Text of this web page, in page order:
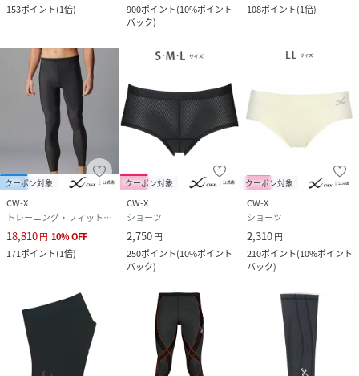
153ポイント(1倍)
900ポイント(10%ポイント
バック)
108ポイント(1倍)
クーポン対象
CW-X
トレーニング・フィットネス用品
18,810円 10%OFF
171ポイント(1倍)
クーポン対象
CW-X
ショーツ
2,750円
250ポイント(10%ポイント
バック)
クーポン対象
CW-X
ショーツ
2,310円
210ポイント(10%ポイント
バック)